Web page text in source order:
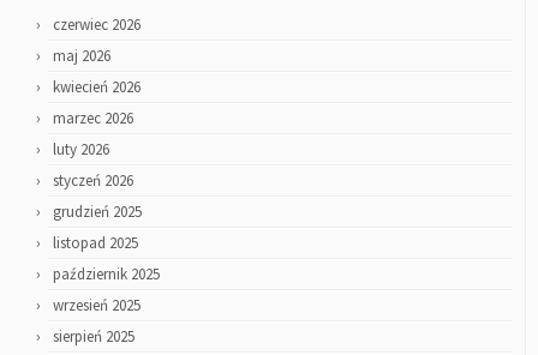
czerwiec 2026
maj 2026
kwiecień 2026
marzec 2026
luty 2026
styczeń 2026
grudzień 2025
listopad 2025
październik 2025
wrzesień 2025
sierpień 2025